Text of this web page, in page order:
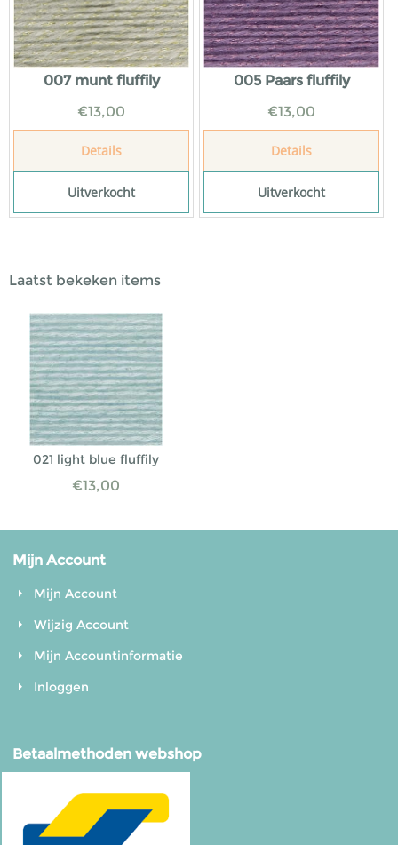
007 munt fluffily
€13,00
Details
Uitverkocht
005 Paars fluffily
€13,00
Details
Uitverkocht
Laatst bekeken items
021 light blue fluffily
€13,00
Mijn Account
Mijn Account
Wijzig Account
Mijn Accountinformatie
Inloggen
Betaalmethoden webshop